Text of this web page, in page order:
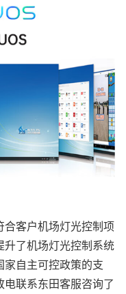
客户机场灯光控制项
升了机场灯光控制系统
自主可控政策的支
联系东田客服咨询了